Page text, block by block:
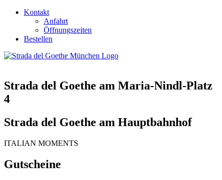
Kontakt
Anfahrt
Öffnungszeiten
Bestellen
Strada del Goethe am Maria-Nindl-Platz
4
Strada del Goethe am Hauptbahnhof
ITALIAN MOMENTS
Gutscheine